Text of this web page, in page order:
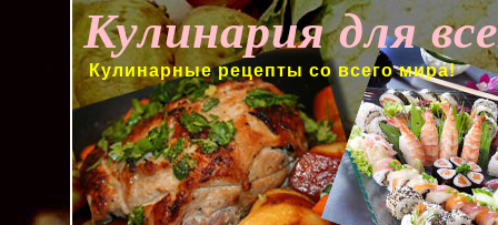
Кулинария для
Кулинарные рецепты со всего мира!